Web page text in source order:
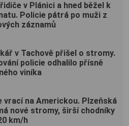
v Plánici a hned běžel k
Policie pátrá po muži z
záznamů
v Tachově přišel o stromy.
policie odhalilo přísně
viníka
vrací na Americkou. Plzeňská
nové stromy, širší chodníky
km/h